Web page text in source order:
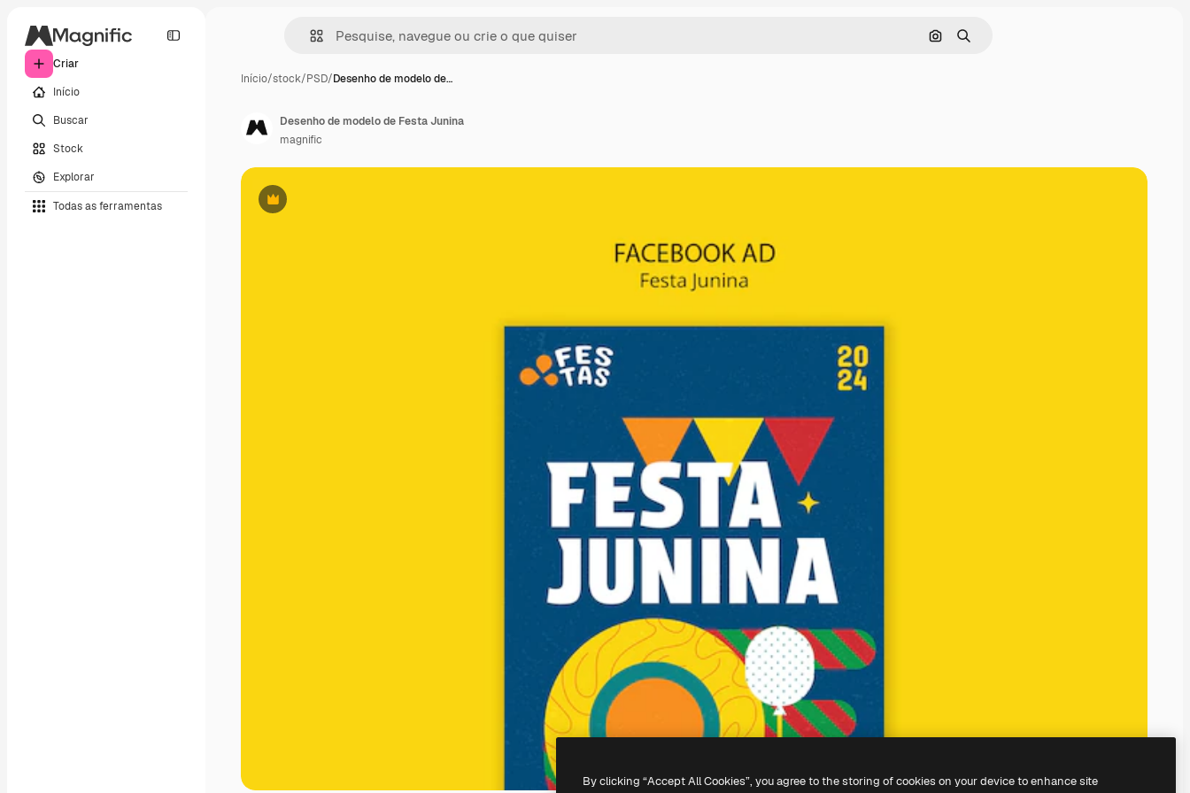
Criar
Início
Buscar
Stock
Explorar
Todas as ferramentas
Pesquisar por imagem
Buscar
Início/stock/PSD/Desenho de modelo de…
Premium
Desenho de modelo de Festa Junina
magnific
By clicking “Accept All Cookies”, you agree to the storing of cookies on your device to enhance site